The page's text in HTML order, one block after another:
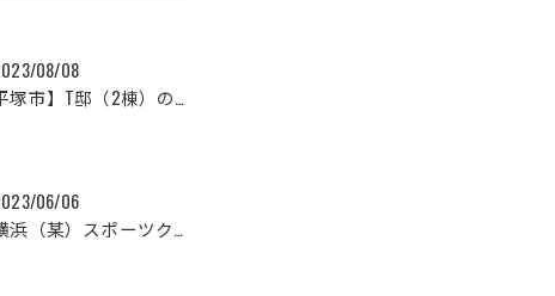
08/08
【平塚市】T邸（2棟）の外壁改修をしました
06/06
『横浜（某）スポーツクラブ』簡易間仕切を新設しました